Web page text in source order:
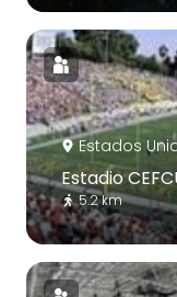
Estados
Estadio
5.2 km